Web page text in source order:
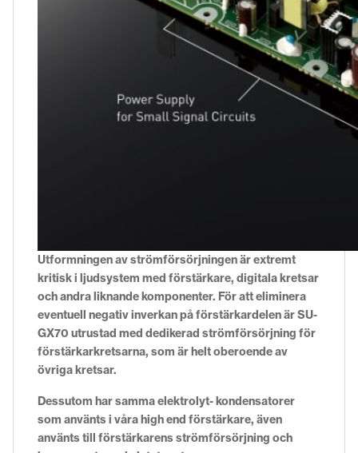
Utformningen av strömförsörjningen är extremt
kritisk i ljudsystem med förstärkare, digitala kretsar
och andra liknande komponenter. För att eliminera
eventuell negativ inverkan på förstärkardelen är SU-
GX70 utrustad med dedikerad strömförsörjning för
förstärkarkretsarna, som är helt oberoende av
övriga kretsar.
Dessutom har samma elektrolyt- kondensatorer
som använts i våra high end förstärkare, även
använts till förstärkarens strömförsörjning och